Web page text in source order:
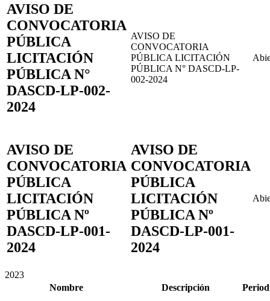
AVISO DE
CONVOCATORIA
PÚBLICA
LICITACIÓN
PÚBLICA N°
DASCD-LP-002-
2024
AVISO DE
CONVOCATORIA
PÚBLICA LICITACIÓN
PÚBLICA N° DASCD-LP-
002-2024
AVISO DE
CONVOCATORIA
PÚBLICA
LICITACIÓN
PÚBLICA Nº
DASCD-LP-001-
2024
AVISO DE
CONVOCATORIA
PÚBLICA
LICITACIÓN
PÚBLICA Nº
DASCD-LP-001-
2024
2023
Nombre
Descripción